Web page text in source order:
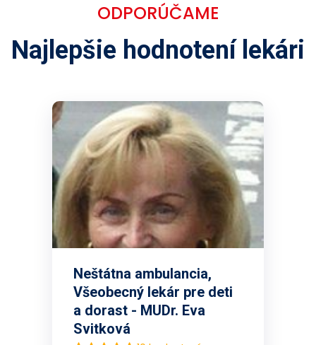
ODPORÚČAME
Najlepšie hodnotení lekári
Neštátna ambulancia,
Všeobecný lekár pre deti
a dorast - MUDr. Eva
Svitková